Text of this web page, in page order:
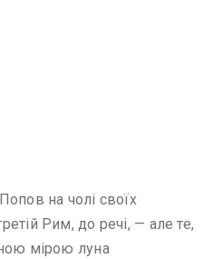
на чолі своїх
Рим, до речі, — але те,
мірою луна